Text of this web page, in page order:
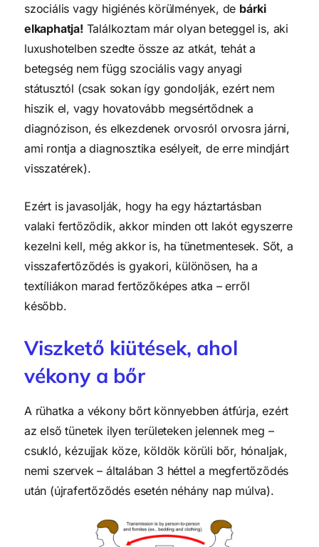
szociális vagy higiénés körülmények, de bárki
elkaphatja! Találkoztam már olyan beteggel is, aki
luxushotelben szedte össze az atkát, tehát a
betegség nem függ szociális vagy anyagi
státusztól (csak sokan így gondolják, ezért nem
hiszik el, vagy hovatovább megsértődnek a
diagnózison, és elkezdenek orvosról orvosra járni,
ami rontja a diagnosztika esélyeit, de erre mindjárt
visszatérek).
Ezért is javasolják, hogy ha egy háztartásban
valaki fertőződik, akkor minden ott lakót egyszerre
kezelni kell, még akkor is, ha tünetmentesek. Sőt, a
visszafertőződés is gyakori, különösen, ha a
textíliákon marad fertőzőképes atka – erről
később.
Viszkető kiütések, ahol
vékony a bőr
A rühatka a vékony bőrt könnyebben átfúrja, ezért
az első tünetek ilyen területeken jelennek meg –
csukló, kézujjak köze, köldök körüli bőr, hónaljak,
nemi szervek – általában 3 héttel a megfertőződés
után (újrafertőződés esetén néhány nap múlva).